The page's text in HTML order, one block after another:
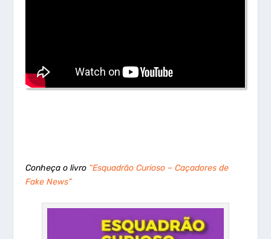
Conheça o livro “Esquadrão Curioso – Caçadores de
Fake News”